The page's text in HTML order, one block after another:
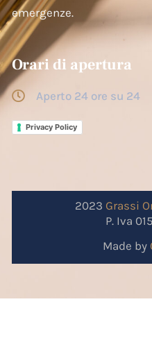
emergenze.
Orari di apertura
Aperto 24 ore su 24
Privacy Policy
2023 Grassi
P. Iva
Made by